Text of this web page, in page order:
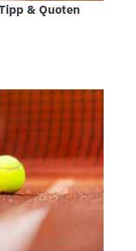
& Quoten